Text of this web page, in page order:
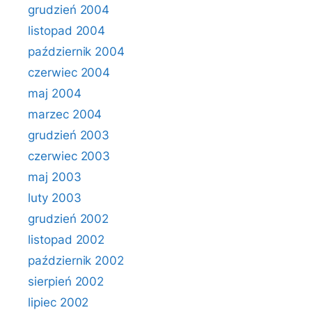
grudzień 2004
listopad 2004
październik 2004
czerwiec 2004
maj 2004
marzec 2004
grudzień 2003
czerwiec 2003
maj 2003
luty 2003
grudzień 2002
listopad 2002
październik 2002
sierpień 2002
lipiec 2002